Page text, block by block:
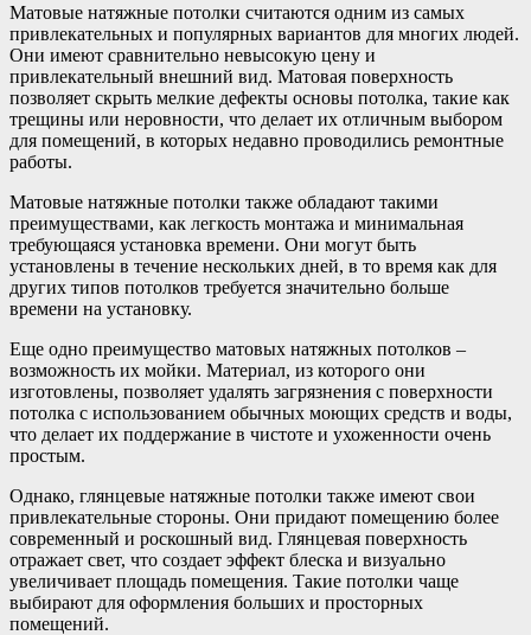
Матовые натяжные потолки считаются одним из самых
привлекательных и популярных вариантов для многих людей.
Они имеют сравнительно невысокую цену и
привлекательный внешний вид. Матовая поверхность
позволяет скрыть мелкие дефекты основы потолка, такие как
трещины или неровности, что делает их отличным выбором
для помещений, в которых недавно проводились ремонтные
работы.
Матовые натяжные потолки также обладают такими
преимуществами, как легкость монтажа и минимальная
требующаяся установка времени. Они могут быть
установлены в течение нескольких дней, в то время как для
других типов потолков требуется значительно больше
времени на установку.
Еще одно преимущество матовых натяжных потолков –
возможность их мойки. Материал, из которого они
изготовлены, позволяет удалять загрязнения с поверхности
потолка с использованием обычных моющих средств и воды,
что делает их поддержание в чистоте и ухоженности очень
простым.
Однако, глянцевые натяжные потолки также имеют свои
привлекательные стороны. Они придают помещению более
современный и роскошный вид. Глянцевая поверхность
отражает свет, что создает эффект блеска и визуально
увеличивает площадь помещения. Такие потолки чаще
выбирают для оформления больших и просторных
помещений.